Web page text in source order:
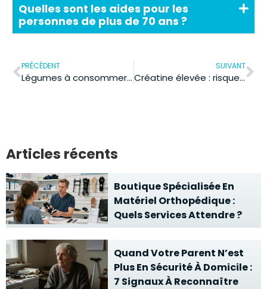
Quelles sont les aides pour les
personnes de plus de 70 ans ?
PRÉCÉDENT
Légumes à consommer pour réduire la créatinine : ce que les médecins conseillent
SUIVANT
Créatine élevée : risque de cancer et 3 méthodes pour améliorer vos reins
Articles récents
Boutique Spécialisée En
Matériel Orthopédique :
Quels Services Attendre ?
Quand Votre Parent N’est
Plus En Sécurité À Domicile :
7 Signaux À Reconnaître